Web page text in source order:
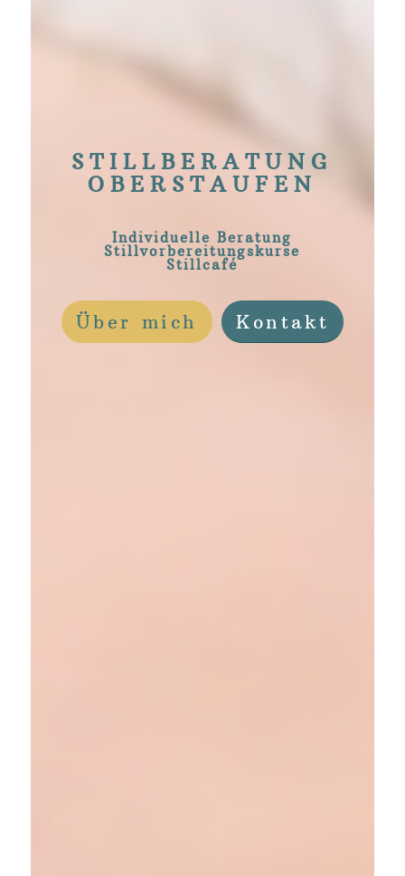
STILLBERATUNG
OBERSTAUFEN
Individuelle Beratung
Stillvorbereitungskurse
Stillcafé
Über mich Kontakt